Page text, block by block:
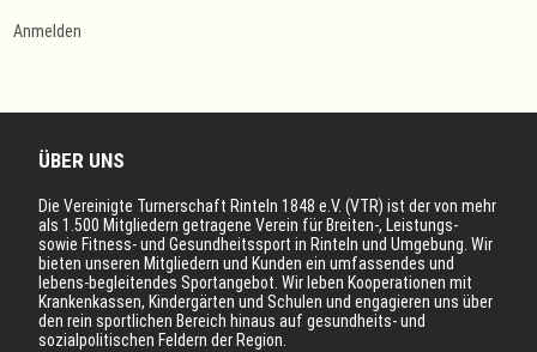
Anmelden
ÜBER UNS
Die Vereinigte Turnerschaft Rinteln 1848 e.V. (VTR) ist der von mehr
als 1.500 Mitgliedern getragene Verein für Breiten-, Leistungs-
sowie Fitness- und Gesundheitssport in Rinteln und Umgebung. Wir
bieten unseren Mitgliedern und Kunden ein umfassendes und
lebens-begleitendes Sportangebot. Wir leben Kooperationen mit
Krankenkassen, Kindergärten und Schulen und engagieren uns über
den rein sportlichen Bereich hinaus auf gesundheits- und
sozialpolitischen Feldern der Region.